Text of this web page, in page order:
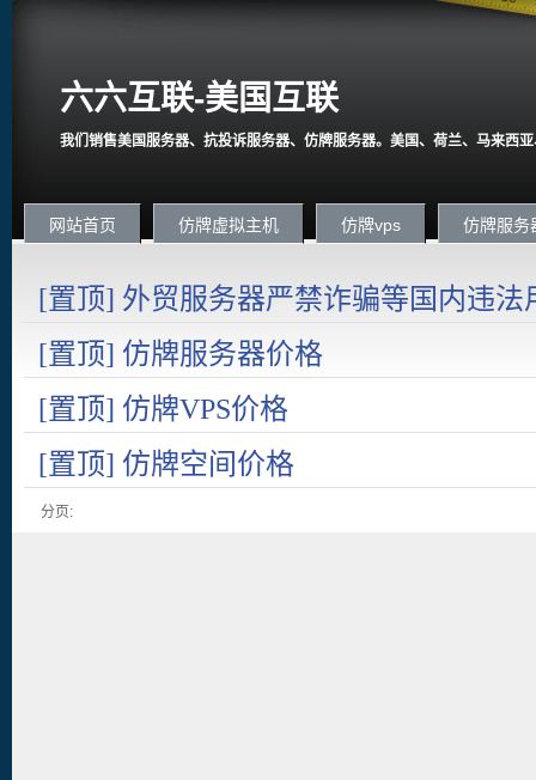
六六互联-美国互联
我们销售美国服务器、抗投诉服务器、仿牌服务器。美国、荷兰、马来西
网站首页 仿牌虚拟主机 仿牌vps 仿牌服务
[置顶] 外贸服务器严禁诈骗等国内违法
国内在严打诈骗。
[置顶] 仿牌服务器价格
[置顶] 仿牌VPS价格
[置顶] 仿牌空间价格
分页: